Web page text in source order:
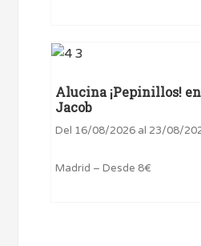
Alucina ¡Pepinillos!
Jacob
Del 16/08/2026 al 23/08/
Madrid – Desde 8€